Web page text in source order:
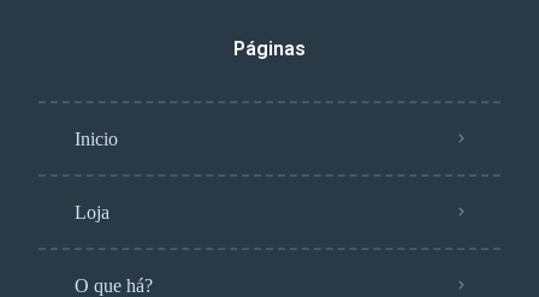
Páginas
Inicio
Loja
O que há?